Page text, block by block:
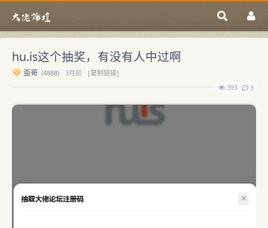
hu.is这个抽奖，有没有人中过啊
歪哥 (4888) 3月前
[复制链接]
393
3